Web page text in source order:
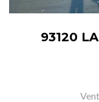
93120